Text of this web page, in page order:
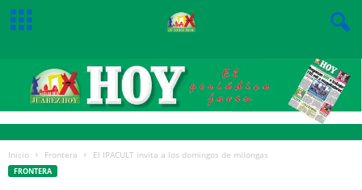
Inicio Frontera El IPACULT invita a los domingos de milongas
FRONTERA